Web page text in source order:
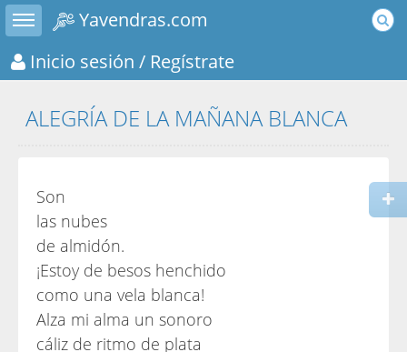
Toggle sidebar
Yavendras.com
Inicio sesión / Regístrate
ALEGRÍA DE LA MAÑANA BLANCA
Son
las nubes
de almidón.
¡Estoy de besos henchido
como una vela blanca!
Alza mi alma un sonoro
cáliz de ritmo de plata